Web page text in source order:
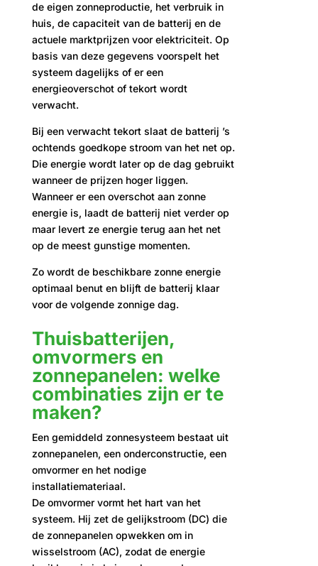
de eigen zonneproductie, het verbruik in
huis, de capaciteit van de batterij en de
actuele marktprijzen voor elektriciteit. Op
basis van deze gegevens voorspelt het
systeem dagelijks of er een
energieoverschot of tekort wordt
verwacht.
Bij een verwacht tekort slaat de batterij ’s
ochtends goedkope stroom van het net op.
Die energie wordt later op de dag gebruikt
wanneer de prijzen hoger liggen.
Wanneer er een overschot aan zonne
energie is, laadt de batterij niet verder op
maar levert ze energie terug aan het net
op de meest gunstige momenten.
Zo wordt de beschikbare zonne energie
optimaal benut en blijft de batterij klaar
voor de volgende zonnige dag.
Thuisbatterijen,
omvormers en
zonnepanelen: welke
combinaties zijn er te
maken?
Een gemiddeld zonnesysteem bestaat uit
zonnepanelen, een onderconstructie, een
omvormer en het nodige
installatiemateriaal.
De omvormer vormt het hart van het
systeem. Hij zet de gelijkstroom (DC) die
de zonnepanelen opwekken om in
wisselstroom (AC), zodat de energie